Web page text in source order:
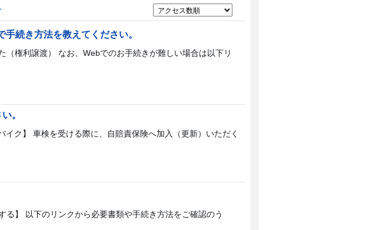
続き方法を教えてください。
権利譲渡） なお、Webでのお手続きが難しい場合は以下リ
。
ク】 車検を受ける際に、自賠責保険へ加入（更新）いただく
】 以下のリンクから必要書類や手続き方法をご確認のう